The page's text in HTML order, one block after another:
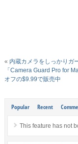
« 内蔵カメラをしっかりガ
「Camera Guard Pro for
オフの$9.99で販売中
Popular Recent
This feature has not